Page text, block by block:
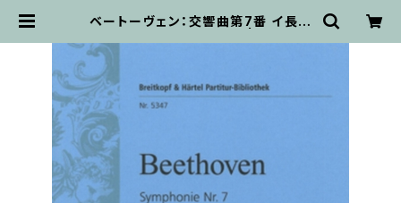
ベートーヴェン：交響曲第7番 イ長調
専門店 アトリエ・デ・くっきぃず